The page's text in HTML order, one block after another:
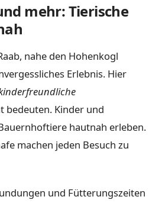
mehr: Tierische
nahe den Hohenkogl
Erlebnis. Hier
bedeuten. Kinder und
hautnah erleben.
machen jeden Besuch zu
und Fütterungszeiten